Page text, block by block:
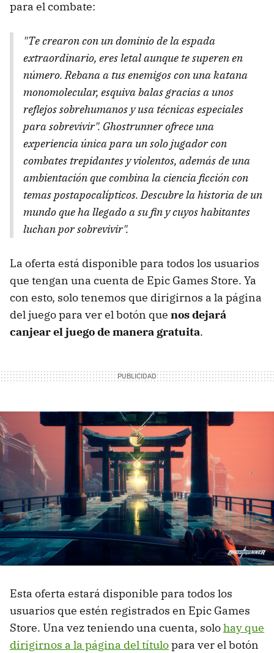
para el combate:
"Te crearon con un dominio de la espada
extraordinario, eres letal aunque te superen en
número. Rebana a tus enemigos con una katana
monomolecular, esquiva balas gracias a unos
reflejos sobrehumanos y usa técnicas especiales
para sobrevivir". Ghostrunner ofrece una
experiencia única para un solo jugador con
combates trepidantes y violentos, además de una
ambientación que combina la ciencia ficción con
temas postapocalípticos. Descubre la historia de un
mundo que ha llegado a su fin y cuyos habitantes
luchan por sobrevivir".
La oferta está disponible para todos los usuarios
que tengan una cuenta de Epic Games Store. Ya
con esto, solo tenemos que dirigirnos a la página
del juego para ver el botón que nos dejará
canjear el juego de manera gratuita.
Esta oferta estará disponible para todos los
usuarios que estén registrados en Epic Games
Store. Una vez teniendo una cuenta, solohay que
dirigirnos a la página del títulopara ver el botón